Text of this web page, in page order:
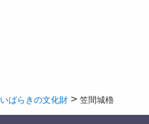
いばらきの文化財 > 笠間城櫓